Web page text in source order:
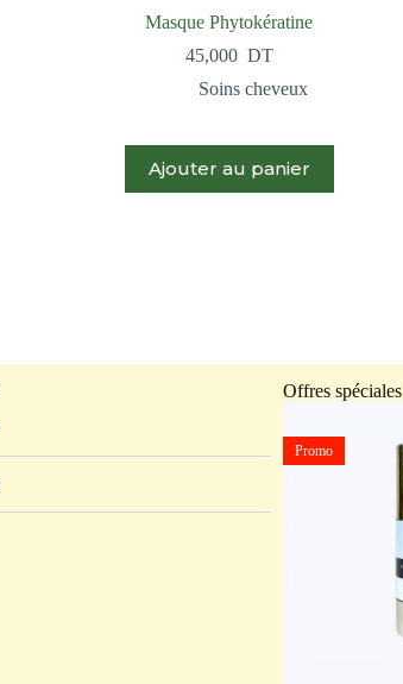
Masque Phytokératine
45,000 DT
Soins cheveux
Ajouter au panier
Offres spéciales
Promo